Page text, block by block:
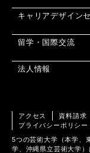
キャリアデザイン
留学・国際交流
法人情報
アクセス 資料請求
プライバシーポリシー
5つの芸術大学（本学、
学、沖縄県立芸術大学